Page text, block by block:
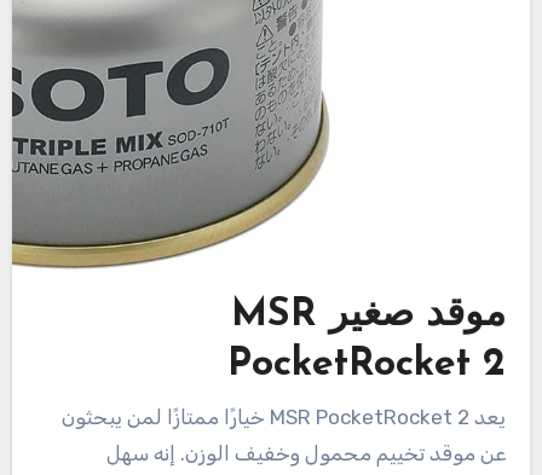
موقد صغير MSR
PocketRocket 2
يعد MSR PocketRocket 2 خيارًا ممتازًا لمن يبحثون
عن موقد تخييم محمول وخفيف الوزن. إنه سهل